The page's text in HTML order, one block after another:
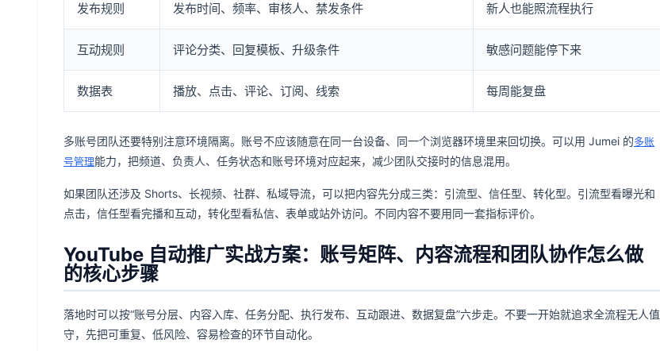
发布规则 发布时间、频率、审核人、禁发条件 新人也能照流程执行
互动规则 评论分类、回复模板、升级条件 敏感问题能停下来
数据表 播放、点击、评论、订阅、线索 每周能复盘
多账号团队还要特别注意环境隔离。账号不应该随意在同一台设备、同一个浏览器环境里来回切换。可以用 Jumei 的多账
号管理能力，把频道、负责人、任务状态和账号环境对应起来，减少团队交接时的信息混用。
如果团队还涉及 Shorts、长视频、社群、私域导流，可以把内容先分成三类：引流型、信任型、转化型。引流型看曝光和
点击，信任型看完播和互动，转化型看私信、表单或站外访问。不同内容不要用同一套指标评价。
YouTube 自动推广实战方案：账号矩阵、内容流程和团队协作怎么做
的核心步骤
落地时可以按“账号分层、内容入库、任务分配、执行发布、互动跟进、数据复盘”六步走。不要一开始就追求全流程无人值
守，先把可重复、低风险、容易检查的环节自动化。